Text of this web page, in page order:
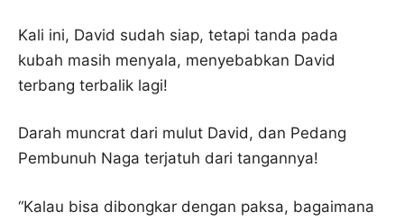
Kali ini, David sudah siap, tetapi tanda pada
kubah masih menyala, menyebabkan David
terbang terbalik lagi!
Darah muncrat dari mulut David, dan Pedang
Pembunuh Naga terjatuh dari tangannya!
“Kalau bisa dibongkar dengan paksa, bagaimana